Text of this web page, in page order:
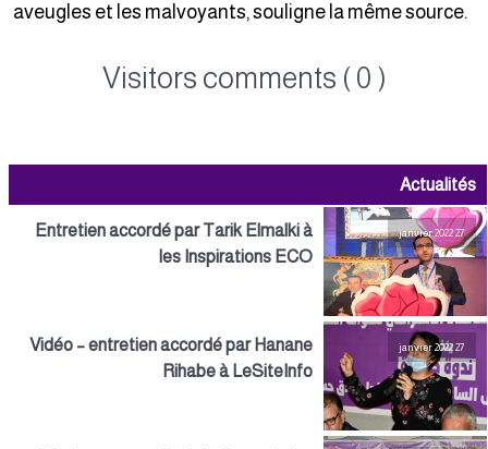
aveugles et les malvoyants, souligne la même source.
Visitors comments ( 0 )
Actualités
27 janvier 2022
Entretien accordé par Tarik Elmalki à
les Inspirations ECO
27 janvier 2022
Vidéo – entretien accordé par Hanane
Rihabe à LeSiteInfo